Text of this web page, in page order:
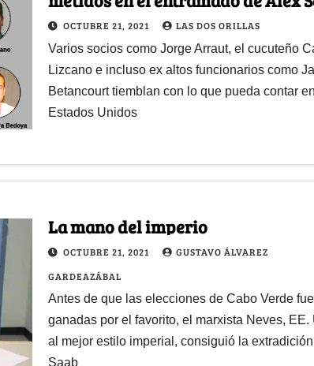
OCTUBRE 21, 2021 LAS DOS ORILLAS
Varios socios como Jorge Arraut, el cucuteño
Lizcano e incluso ex altos funcionarios como
Betancourt tiemblan con lo que pueda contar en
Estados Unidos
La mano del imperio
OCTUBRE 21, 2021
GUSTAVO ÁLVAREZ
GARDEAZÁBAL
Antes de que las elecciones de Cabo Verde
ganadas por el favorito, el marxista Neves, EE.
al mejor estilo imperial, consiguió la
Saab